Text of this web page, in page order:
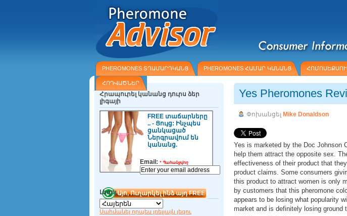
PHEROMONES ՏՂԱՄԱՐԴԿԱՆՑ PHEROMONES ՀԱՄԱՐ ԿԱՆԱՆՑ
ՀՈԴՎԱԾՆԵՐ
Yes Pheromones
Փոխանցել Mike Donaldson
Yes is marketed by the Doc Johnson
help them attract the opposite sex.
effectiveness of their product that
product claims. Some consumers
this product to attract women is only
by customers that this pheromone
appears to be losing what popularity
market and is definitely losing ground
Հրապուրել կանանց դուրս ձեր
լիգայի
FREE տաճարները
.. - Ցույց: Ինչպես
ցանկացած
Ներգրավում են
կանանց.
Email: *Պահանջվող
Լեզու
Սահմանել որպես լռելյայն լեզու